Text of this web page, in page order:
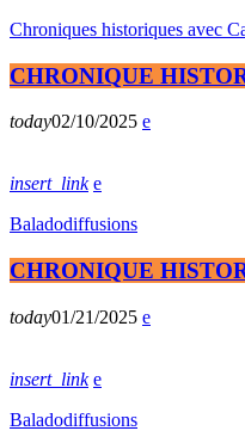
Chroniques historiques avec
CHRONIQUE
today02/10/2025
insert_link
Baladodiffusions
CHRONIQUE
today01/21/2025
insert_link
Baladodiffusions